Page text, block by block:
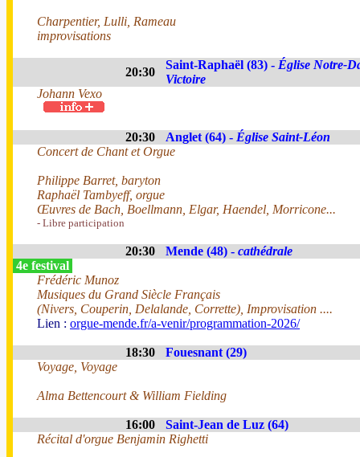
Charpentier, Lulli, Rameau
improvisations
20:30
Saint-Raphaël (83) - Église Notre-
Victoire
Johann Vexo
20:30 Anglet (64) - Église Saint-Léon
Concert de Chant et Orgue
Philippe Barret, baryton
Raphaël Tambyeff, orgue
Œuvres de Bach, Boellmann, Elgar, Haendel, Morricone...
- Libre participation
20:30 Mende (48) - cathédrale
4e festival
Frédéric Munoz
Musiques du Grand Siècle Français
(Nivers, Couperin, Delalande, Corrette), Improvisation ....
Lien : orgue-mende.fr/a-venir/programmation-2026/
18:30
Fouesnant (29)
Voyage, Voyage
Alma Bettencourt & William Fielding
16:00
Saint-Jean de Luz (64)
Récital d'orgue Benjamin Righetti